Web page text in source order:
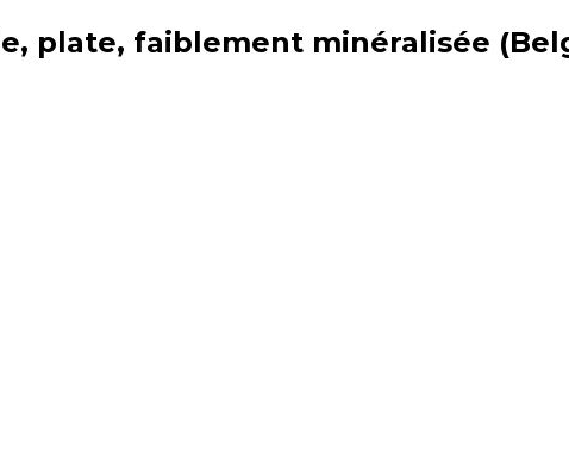
plate, faiblement minéralisée